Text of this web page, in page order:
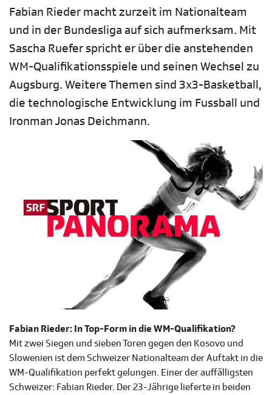
Fabian Rieder macht zurzeit im Nationalteam
und in der Bundesliga auf sich aufmerksam. Mit
Sascha Ruefer spricht er über die anstehenden
WM-Qualifikationsspiele und seinen Wechsel zu
Augsburg. Weitere Themen sind 3x3-Basketball,
die technologische Entwicklung im Fussball und
Ironman Jonas Deichmann.
Fabian Rieder: In Top-Form in die WM-Qualifikation?
Mit zwei Siegen und sieben Toren gegen den Kosovo und
Slowenien ist dem Schweizer Nationalteam der Auftakt in die
WM-Qualifikation perfekt gelungen. Einer der auffälligsten
Schweizer: Fabian Rieder. Der 23-Jährige lieferte in beiden